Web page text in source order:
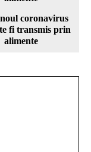
coronavirus
fi transmis prin
alimente